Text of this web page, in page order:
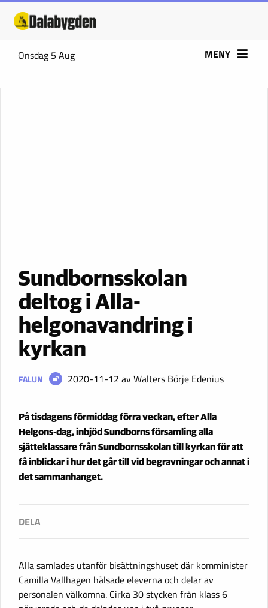
Onsdag 5 Aug MENY
Sundbornsskolan
deltog i Alla-
helgonavandring i
kyrkan
FALUN 2020-11-12 av Walters Börje Edenius
På tisdagens förmiddag förra veckan, efter Alla
Helgons-dag, inbjöd Sundborns församling alla
sjätteklassare från Sundbornsskolan till kyrkan för att
få inblickar i hur det går till vid begravningar och annat i
det sammanhanget.
Alla samlades utanför bisättningshuset där komminister
Camilla Vallhagen hälsade eleverna och delar av
personalen välkomna. Cirka 30 stycken från klass 6